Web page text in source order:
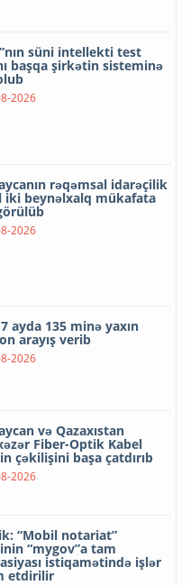
süni intellekti test
başqa şirkətin sisteminə
2026
rəqəmsal idarəçilik
iki beynəlxalq mükafata
2026
7 ayda 135 minə yaxın
arayış verib
2026
və Qazaxıstan
Fiber-Optik Kabel
çəkilişini başa çatdırıb
2026
“Mobil notariat”
“mygov”a tam
istiqamətində işlər
etdirilir